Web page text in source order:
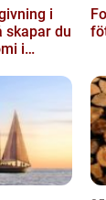
i
skapar du
i